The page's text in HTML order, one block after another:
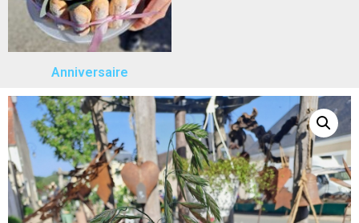
Anniversaire